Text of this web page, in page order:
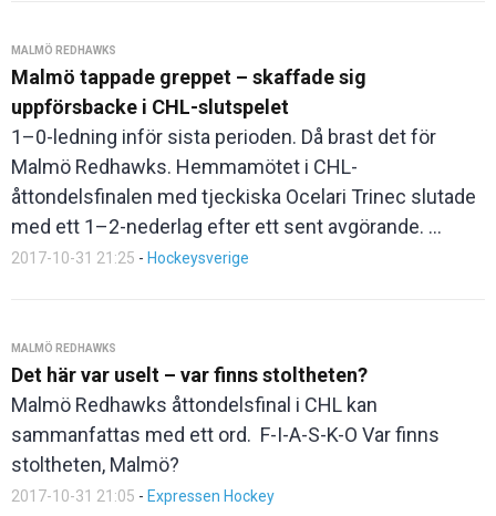
MALMÖ REDHAWKS
Malmö tappade greppet – skaffade sig
uppförsbacke i CHL-slutspelet
1–0-ledning inför sista perioden. Då brast det för
Malmö Redhawks. Hemmamötet i CHL-
åttondelsfinalen med tjeckiska Ocelari Trinec slutade
med ett 1–2-nederlag efter ett sent avgörande. ...
2017-10-31 21:25 - Hockeysverige
MALMÖ REDHAWKS
Det här var uselt – var finns stoltheten?
Malmö Redhawks åttondelsfinal i CHL kan
sammanfattas med ett ord. F-I-A-S-K-O Var finns
stoltheten, Malmö?
2017-10-31 21:05 - Expressen Hockey